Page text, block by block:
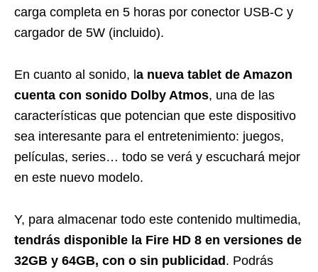
carga completa en 5 horas por conector USB-C y
cargador de 5W (incluido).
En cuanto al sonido, l a nueva tablet de Amazon
cuenta con sonido Dolby Atmos, una de las
características que potencian que este dispositivo
sea interesante para el entretenimiento: juegos,
películas, series… todo se verá y escuchará mejor
en este nuevo modelo.
Y, para almacenar todo este contenido multimedia,
tendrás disponible la Fire HD 8 en versiones de
32GB y 64GB, con o sin publicidad . Podrás